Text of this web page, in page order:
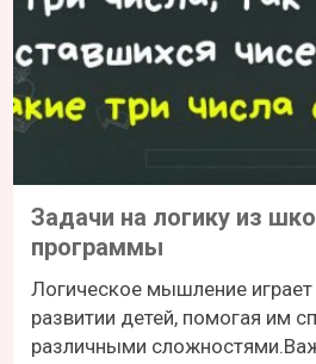
Задачи на логику из
программы
Логическое мышление
развитии детей, помогая им
различными